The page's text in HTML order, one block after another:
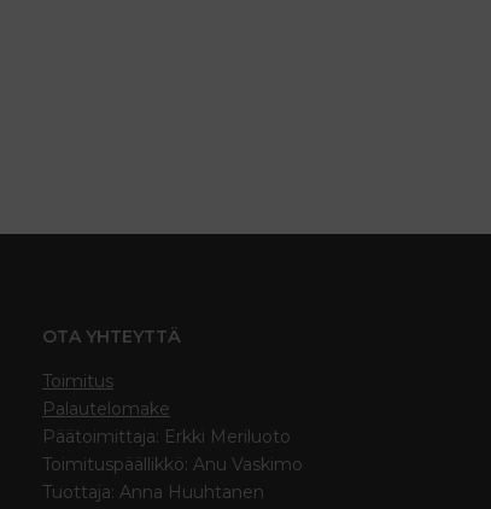
OTA YHTEYTTÄ
Toimitus
Palautelomake
Päätoimittaja: Erkki Meriluoto
Toimituspäällikkö: Anu Vaskimo
Tuottaja: Anna Huuhtanen